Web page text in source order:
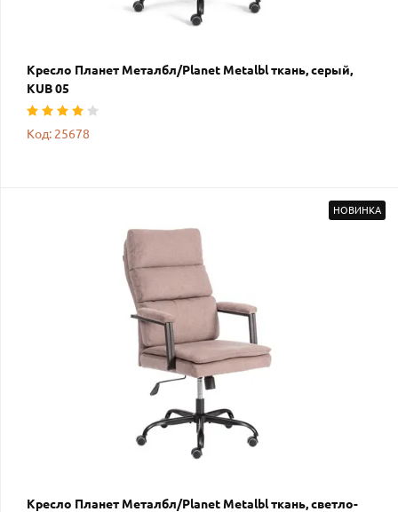
Кресло Планет Металбл/Planet Metalbl ткань, серый,
KUB 05
Код: 25678
НОВИНКА
Кресло Планет Металбл/Planet Metalbl ткань, светло-